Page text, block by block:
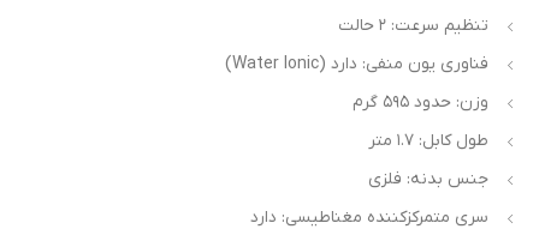
تنظیم سرعت: ۲ حالت
فناوری یون منفی: دارد (Water Ionic)
وزن: حدود ۵۹۵ گرم
طول کابل: ۱.۷ متر
جنس بدنه: فلزی
سری متمرکزکننده مغناطیسی: دارد